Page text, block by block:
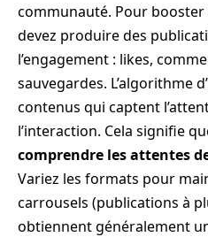
communauté. Pour
devez produire des
l’engagement : likes,
sauvegardes. L’algorithme
contenus qui captent
l’interaction. Cela signifie
comprendre les attentes
Variez les formats pour
carrousels (publications à
obtiennent généralement